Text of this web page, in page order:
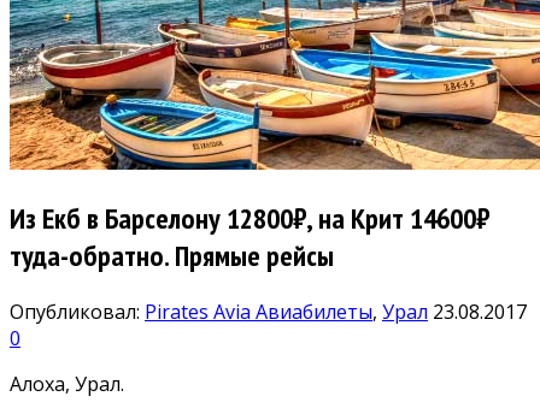
Из Екб в Барселону 12800₽, на Крит 14600₽
туда-обратно. Прямые рейсы
Опубликовал: Pirates Avia Авиабилеты, Урал 23.08.2017
0
Алоха, Урал.